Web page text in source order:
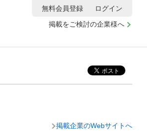
掲載をご検討の企業様へ
無料会員登録 ログイン
掲載企業のWebサイトへ